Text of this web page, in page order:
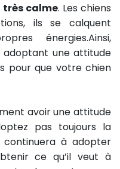
calme. Les chiens
ils se calquent
énergies.Ainsi,
adoptant une attitude
pour que votre chien
avoir une attitude
pas toujours la
à adopter
ce qu’il veut à